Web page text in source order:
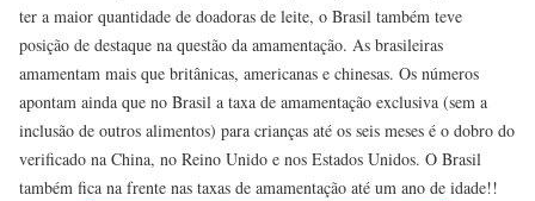
ter a maior quantidade de doadoras de leite, o Brasil também teve
posição de destaque na questão da amamentação. As brasileiras
amamentam mais que britânicas, americanas e chinesas. Os números
apontam ainda que no Brasil a taxa de amamentação exclusiva (sem a
inclusão de outros alimentos) para crianças até os seis meses é o dobro do
verificado na China, no Reino Unido e nos Estados Unidos. O Brasil
também fica na frente nas taxas de amamentação até um ano de idade!!